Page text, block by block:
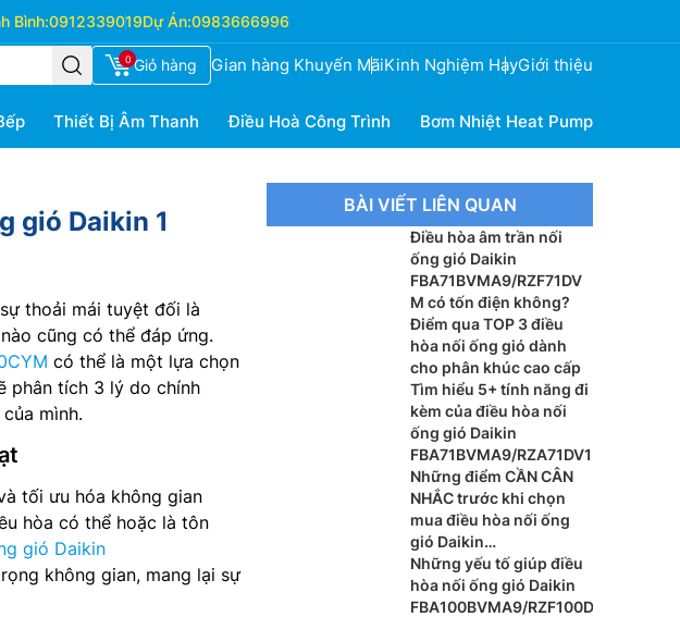
Bình:0912339019Dự Án:0983666996
0 Giỏ hàng Gian hàng Khuyến MãiKinh Nghiệm HayGiới thiệu
Thiết Bị Âm Thanh Điều Hoà Công Trình Bơm Nhiệt Heat Pump
gió Daikin 1
thoải mái tuyệt đối là
cũng có thể đáp ứng.
có thể là một lựa chọn
phân tích 3 lý do chính
mình.
tối ưu hóa không gian
hòa có thể hoặc là tôn
gió Daikin
không gian, mang lại sự
BÀI VIẾT LIÊN QUAN
Điều hòa âm trần nối
ống gió Daikin
FBA71BVMA9/RZF71DV
M có tốn điện không?
Điểm qua TOP 3 điều
hòa nối ống gió dành
cho phân khúc cao cấp
Tìm hiểu 5+ tính năng đi
kèm của điều hòa nối
ống gió Daikin
FBA71BVMA9/RZA71DV1
Những điểm CẦN CÂN
NHẮC trước khi chọn
mua điều hòa nối ống
gió Daikin
FBFC71DVM9/RZFC71EV
M
Những yếu tố giúp điều
hòa nối ống gió Daikin
FBA100BVMA9/RZF100D